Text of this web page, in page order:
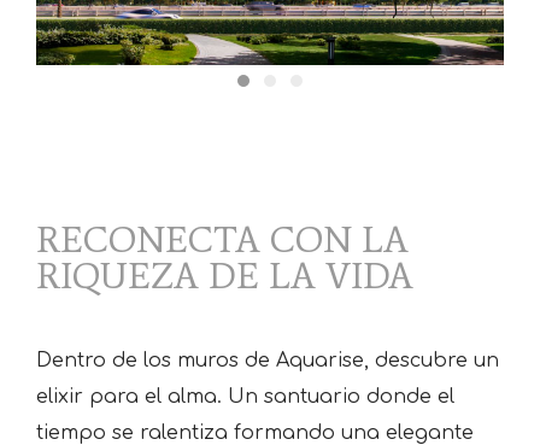
RECONECTA CON LA
RIQUEZA DE LA VIDA
Dentro de los muros de Aquarise, descubre un
elixir para el alma. Un santuario donde el
tiempo se ralentiza formando una elegante